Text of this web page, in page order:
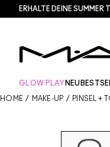
ERHALTE DEINE
GLOW PLAY NEU
HOME / MAKE-UP / PINSEL +